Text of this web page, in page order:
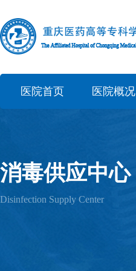
医院首页 医院概况
消毒供应中心
Disinfection Supply Center